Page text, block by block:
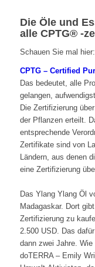
Die Öle und
alle CPTG® -
Schauen Sie mal hier:
CPTG – Certified
Das bedeutet, alle
gelangen,
Die Zertifizierung
der Pflanzen erteilt.
entsprechende
Zertifikate sind von
Ländern, aus denen
eine Zertifizierung
Das Ylang Ylang Öl
Madagaskar. Dort
Zertifizierung zu
2.500 USD. Das
dann zwei Jahre.
doTERRA – Emily